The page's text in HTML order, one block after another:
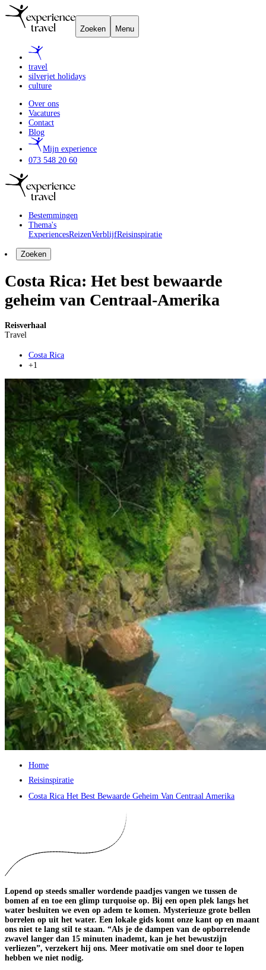
Zoeken Menu
travel
silverjet holidays
culture
Over ons
Vacatures
Contact
Blog
Mijn experience
073 548 20 60
Bestemmingen
Thema's
ExperiencesReizenVerblijfReisinspiratie
Zoeken
Costa Rica: Het best bewaarde
geheim van Centraal-Amerika
Reisverhaal
Travel
Costa Rica
+1
Home
Reisinspiratie
Costa Rica Het Best Bewaarde Geheim Van Centraal Amerika
Lopend op steeds smaller wordende paadjes vangen we tussen de
bomen af en toe een glimp turquoise op. Bij een open plek langs het
water besluiten we even op adem te komen. Mysterieuze grote bellen
borrelen op uit het water. Een lokale gids komt onze kant op en maant
ons niet te lang stil te staan. “Als je de dampen van de opborrelende
zwavel langer dan 15 minuten inademt, kan je het bewustzijn
verliezen”, verzekert hij ons. Meer motivatie om snel door te lopen
hebben we niet nodig.